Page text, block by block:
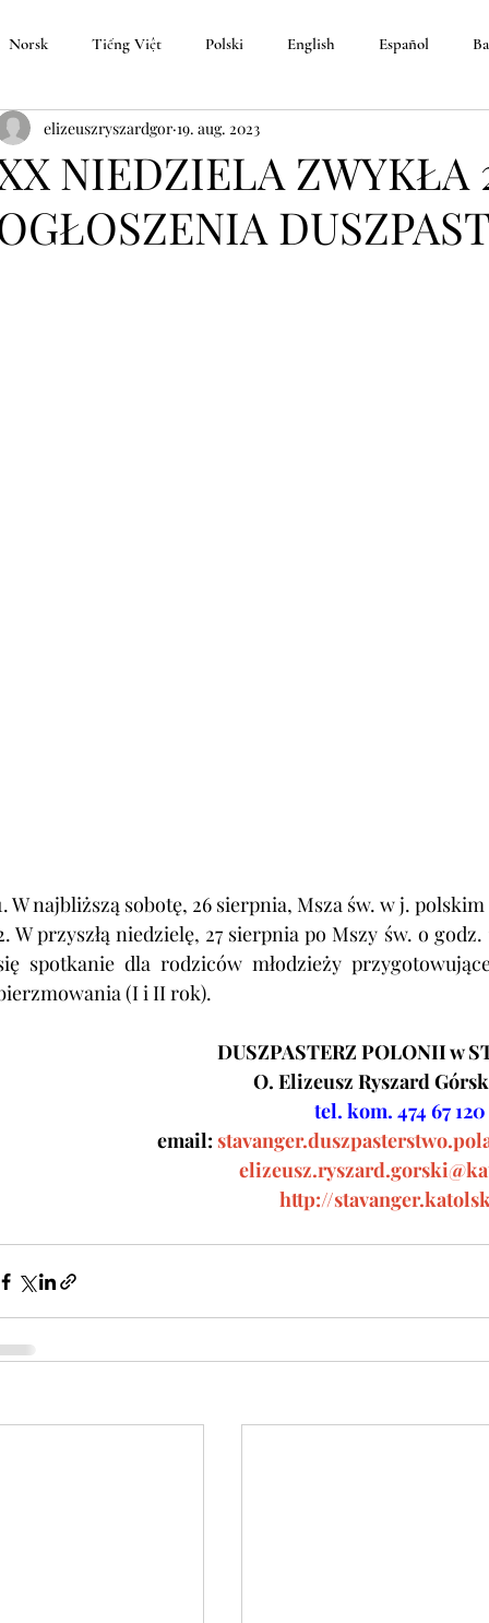
Norsk Tiếng Việt Polski English Español
NIEDZIELA ZWYKŁA
elizeuszryszardgor 19. aug. 2023
W najbliższą sobotę, 26 sierpnia, Msza św. w j.
W przyszłą niedzielę, 27 sierpnia po Mszy św. o
spotkanie dla rodziców młodzieży
(I i II rok).
DUSZPASTERZ POLONII w
O. Elizeusz Ryszard
tel. kom. 474 67 120
email:
http://